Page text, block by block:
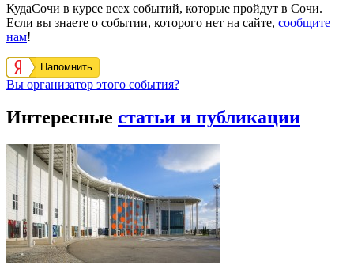
КудаСочи в курсе всех событий, которые пройдут в Сочи.
Если вы знаете о событии, которого нет на сайте, сообщите
нам!
Напомнить
Вы организатор этого события?
Интересные статьи и публикации